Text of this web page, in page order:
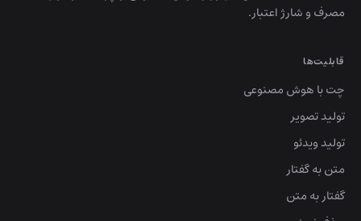
مصرف و شارژ اعتبار.
قابلیت‌ها
چت با هوش مصنوعی
تولید تصویر
تولید ویدئو
متن به گفتار
گفتار به متن